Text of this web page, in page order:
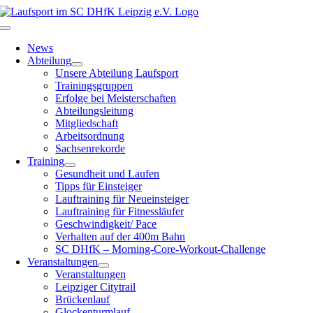
Zum
Inhalt
Toggle
Navigation
News
Abteilung
Unsere Abteilung Laufsport
Trainingsgruppen
Erfolge bei Meisterschaften
Abteilungsleitung
Mitgliedschaft
Arbeitsordnung
Sachsenrekorde
Training
Gesundheit und Laufen
Tipps für Einsteiger
Lauftraining für Neueinsteiger
Lauftraining für Fitnessläufer
Geschwindigkeit/ Pace
Verhalten auf der 400m Bahn
SC DHfK – Morning-Core-Workout-Challenge
Veranstaltungen
Veranstaltungen
Leipziger Citytrail
Brückenlauf